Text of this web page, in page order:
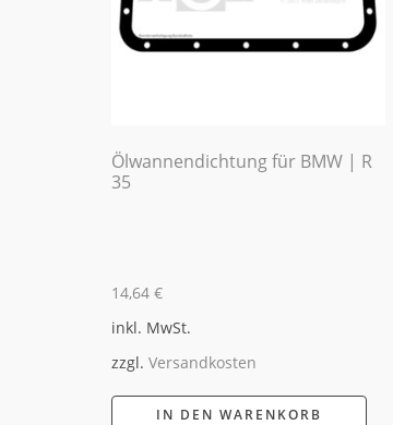
Ölwannendichtung für BMW | R
35
14,64 €
inkl. MwSt.
zzgl. Versandkosten
IN DEN WARENKORB